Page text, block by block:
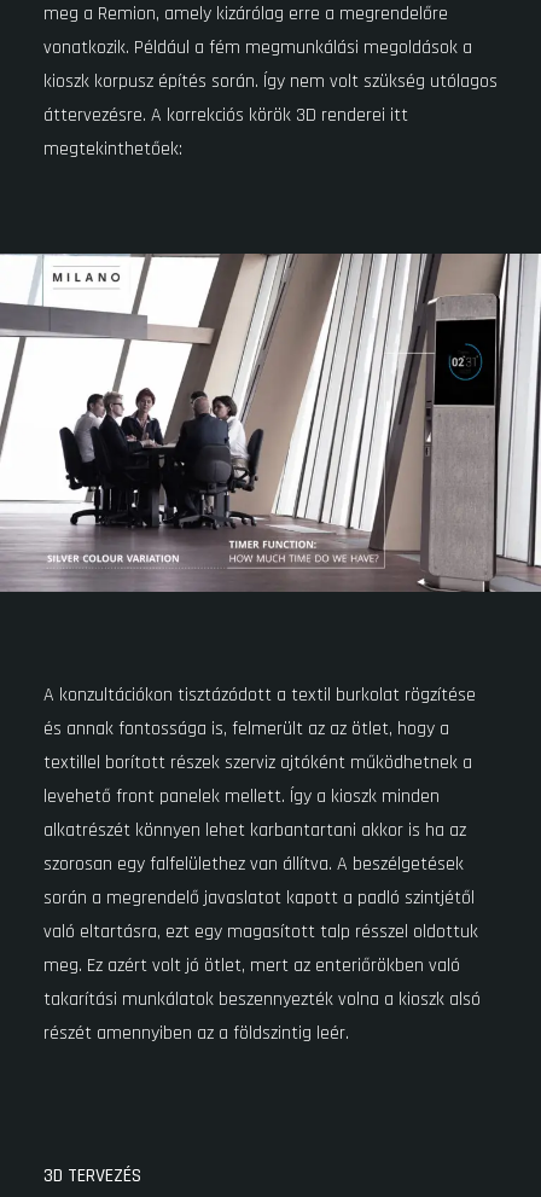
meg a Remion, amely kizárólag erre a megrendelőre
vonatkozik. Például a fém megmunkálási megoldások a
kioszk korpusz építés során. Így nem volt szükség utólagos
áttervezésre. A korrekciós körök 3D renderei itt
megtekinthetőek:
A konzultációkon tisztázódott a textil burkolat rögzítése
és annak fontossága is, felmerült az az ötlet, hogy a
textillel borított részek szerviz ajtóként működhetnek a
levehető front panelek mellett. Így a kioszk minden
alkatrészét könnyen lehet karbantartani akkor is ha az
szorosan egy falfelülethez van állítva. A beszélgetések
során a megrendelő javaslatot kapott a padló szintjétől
való eltartásra, ezt egy magasított talp résszel oldottuk
meg. Ez azért volt jó ötlet, mert az enteriőrökben való
takarítási munkálatok beszennyezték volna a kioszk alsó
részét amennyiben az a földszintig leér.
3D TERVEZÉS